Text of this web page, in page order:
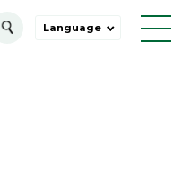
Language